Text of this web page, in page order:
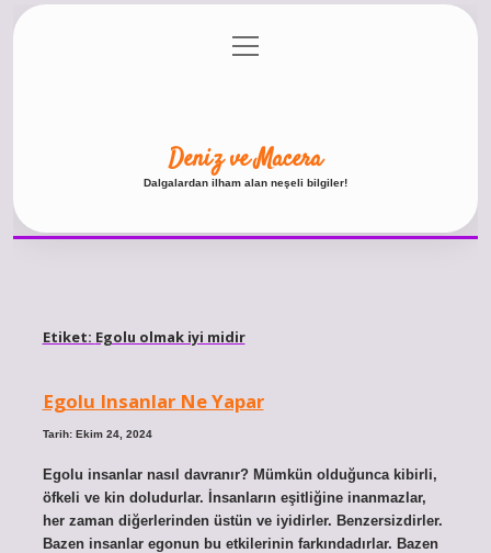
Gizlilik Politikası
menüyü
aç
Deniz ve Macera
Dalgalardan ilham alan neşeli bilgiler!
Etiket: Egolu olmak iyi midir
Egolu Insanlar Ne Yapar
Tarih: Ekim 24, 2024
Egolu insanlar nasıl davranır? Mümkün olduğunca kibirli,
öfkeli ve kin doludurlar. İnsanların eşitliğine inanmazlar,
her zaman diğerlerinden üstün ve iyidirler. Benzersizdirler.
Bazen insanlar egonun bu etkilerinin farkındadırlar. Bazen